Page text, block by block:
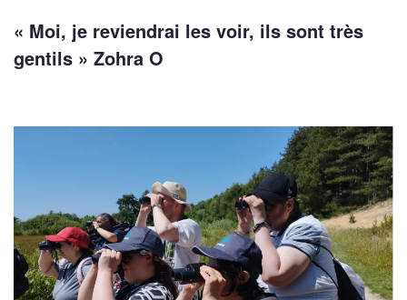
« Moi, je reviendrai les voir, ils sont très
gentils » Zohra O